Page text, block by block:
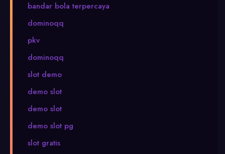
bandar bola terpercaya
dominoqq
pkv
dominoqq
slot demo
demo slot
demo slot
demo slot pg
slot gratis